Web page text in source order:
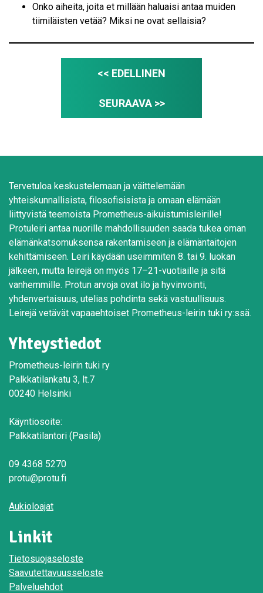
Onko aiheita, joita et millään haluaisi antaa muiden
tiimiläisten vetää? Miksi ne ovat sellaisia?
<< EDELLINEN
SEURAAVA >>
Tervetuloa keskustelemaan ja väittelemään
yhteiskunnallisista, filosofisisista ja omaan elämään
liittyvistä teemoista Prometheus-aikuistumisleirille!
Protuleiri antaa nuorille mahdollisuuden saada tukea oman
elämänkatsomuksensa rakentamiseen ja elämäntaitojen
kehittämiseen. Leiri käydään useimmiten 8. tai 9. luokan
jälkeen, mutta leirejä on myös 17–21-vuotiaille ja sitä
vanhemmille. Protun arvoja ovat ilo ja hyvinvointi,
yhdenvertaisuus, utelias pohdinta sekä vastuullisuus.
Leirejä vetävät vapaaehtoiset Prometheus-leirin tuki ry:ssä.
Yhteystiedot
Prometheus-leirin tuki ry
Palkkatilankatu 3, lt.7
00240 Helsinki
Käyntiosoite:
Palkkatilantori (Pasila)
09 4368 5270
protu@protu.fi
Aukioloajat
Linkit
Tietosuojaseloste
Saavutettavuusseloste
Palveluehdot